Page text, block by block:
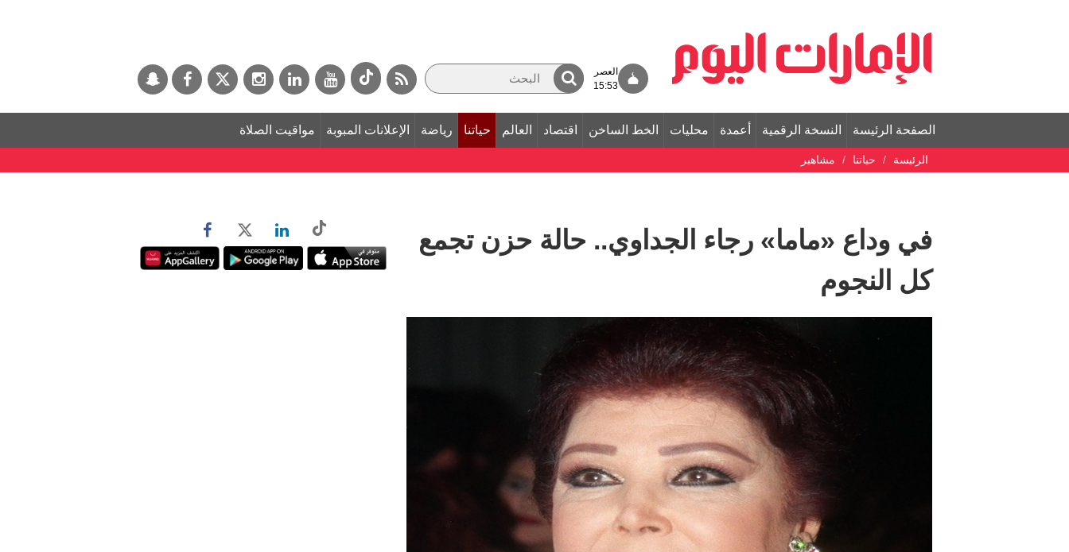
العصر
15:53
الصفحة الرئيسة النسخة الرقمية أعمدة محليات الخط الساخن اقتصاد العالم حياتنا رياضة الإعلانات المبوبة مواقيت الصلاة
الرئيسة حياتنا مشاهير
في وداع «ماما» رجاء الجداوي.. حالة حزن تجمع
كل النجوم